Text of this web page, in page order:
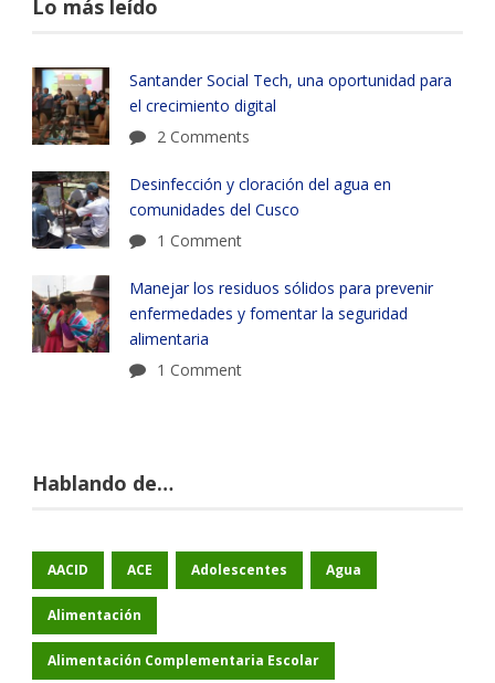
Lo más leído
Santander Social Tech, una oportunidad para
el crecimiento digital
2 Comments
Desinfección y cloración del agua en
comunidades del Cusco
1 Comment
Manejar los residuos sólidos para prevenir
enfermedades y fomentar la seguridad
alimentaria
1 Comment
Hablando de…
AACID ACE Adolescentes Agua
Alimentación
Alimentación Complementaria Escolar